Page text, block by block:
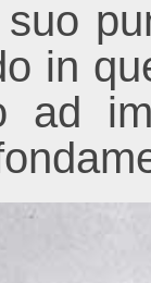
in
ad